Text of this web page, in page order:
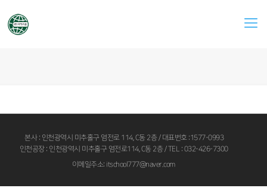
본사 : 인천광역시 미추홀구 염전로 114, C동 2층 / 대표번호 :1577-0993
인천공장 : 인천광역시 미추홀구 염전로114, C동 2층 / TEL : 032-426-7300
이메일주소: itschool777@naver.com